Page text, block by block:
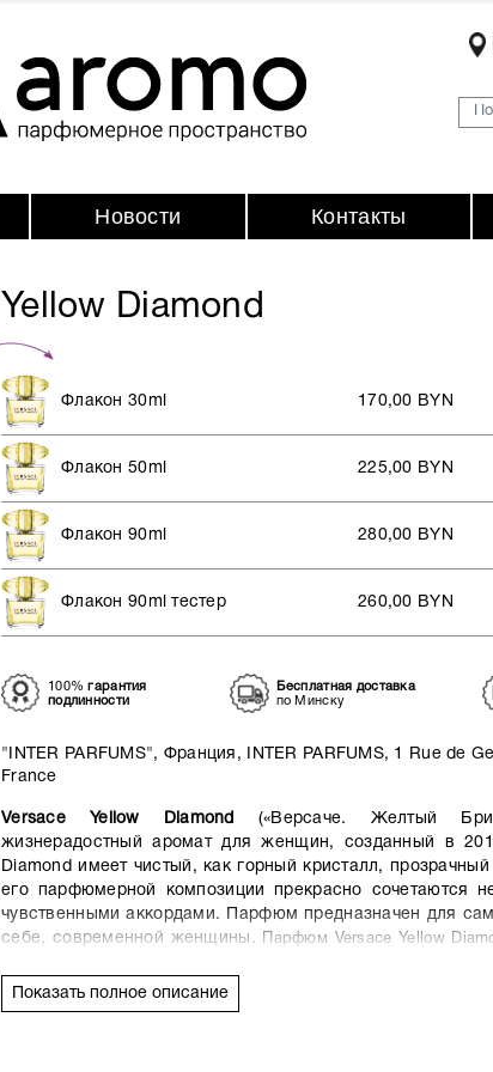
Новости Контакты
Yellow Diamond
Флакон 30ml 170,00 BYN
Флакон 50ml 225,00 BYN
Флакон 90ml 280,00 BYN
Флакон 90ml тестер 260,00 BYN
100%гарантия
подлинности
Бесплатная доставка
по Минску
"INTER PARFUMS", Франция, INTER PARFUMS, 1 Rue de
France
Versace Yellow Diamond
(«Версаче. Желтый
жизнерадостный аромат для женщин, созданный в
Diamond имеет чистый, как горный кристалл,
его парфюмерной композиции прекрасно сочетаются
чувственными аккордами. Парфюм предназначен для
себе, современной женщины. Парфюм Versace Yellow
Лучшее время для его использования – лето и весна.
Показать полное описание